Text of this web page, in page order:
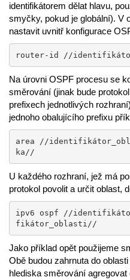
identifikátorem dělat hlavu,
smyčky, pokud je globální). V
nastavit uvnitř konfigurace
router-id //
Na úrovni OSPF procesu se
směrování (jinak bude
prefixech jednotlivých
jednoho obalujícího prefixu
area //
ka//
U každého rozhraní, jež má
protokol povolit a určit oblast,
ipv6 ospf //
fikátor_oblasti//
Jako příklad opět použijeme
Obě budou zahrnuta do
hlediska směrování agregovat